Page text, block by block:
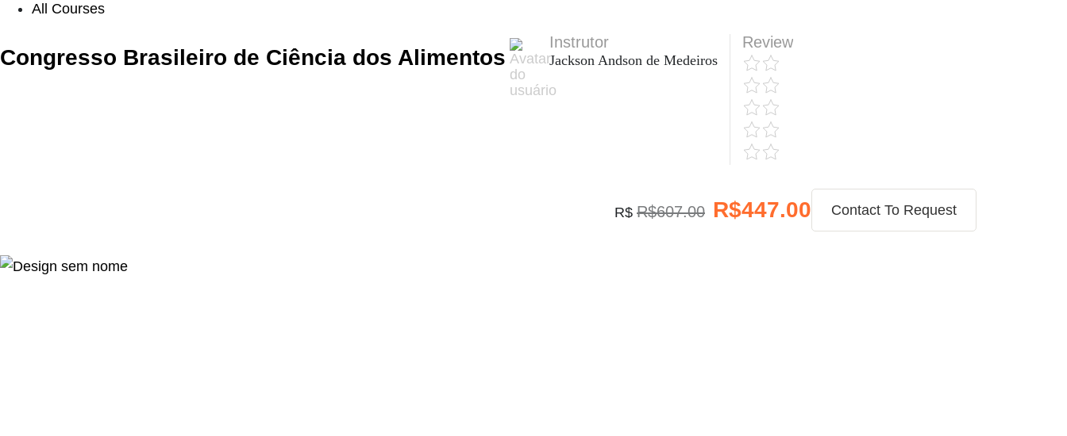
All Courses
Congresso Brasileiro de Ciência dos Alimentos
Instrutor
Jackson Andson de Medeiros
Review
R$ R$607.00 R$447.00 Contact To Request